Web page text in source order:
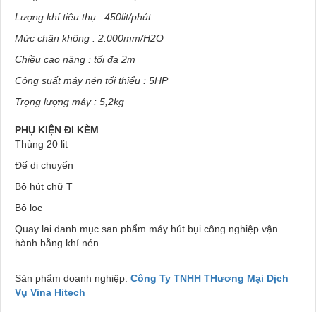
Lượng khí tiêu thụ : 450lit/phút
Mức chân không : 2.000mm/H2O
Chiều cao nâng : tối đa 2m
Công suất máy nén tối thiểu : 5HP
Trọng lượng máy : 5,2kg
PHỤ KIỆN ĐI KÈM
Thùng 20 lit
Đế di chuyển
Bộ hút chữ T
Bộ lọc
Quay lai danh mục san phẩm máy hút bụi công nghiệp vận
hành bằng khí nén
Sản phẩm doanh nghiệp: Công Ty TNHH THương Mại Dịch
Vụ Vina Hitech